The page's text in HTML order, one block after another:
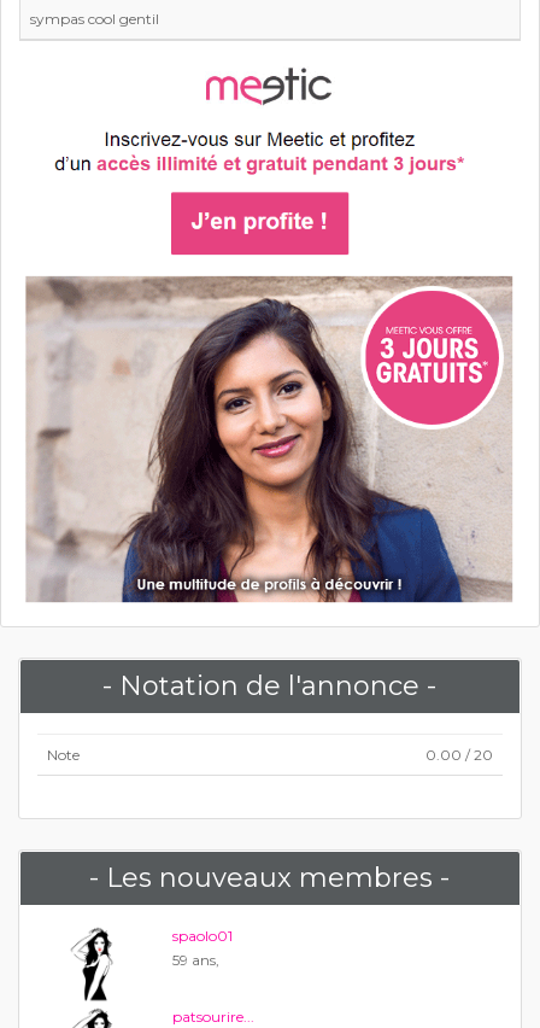
sympas cool gentil
- Notation de l'annonce -
Note 0.00 / 20
- Les nouveaux membres -
spaolo01
59 ans,
patsourire...